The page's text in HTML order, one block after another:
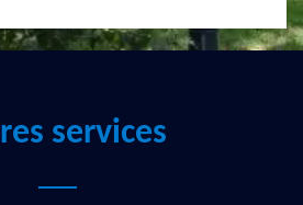
services